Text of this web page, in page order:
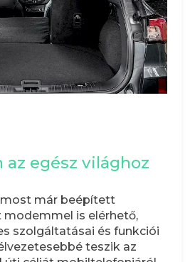
az egész világhoz
már beépített
modemmel is elérhető,
szolgáltatásai és funkciói
teszik az